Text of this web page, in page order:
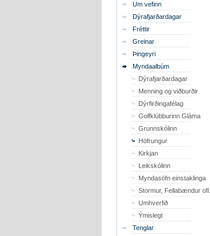
Um vefinn
Dýrafjarðardagar
Fréttir
Greinar
Þingeyri
Myndaalbúm
Dýrafjarðardagar
Menning og viðburðir
Dýrfirðingafélag
Golfklúbburinn Gláma
Grunnskólinn
Höfrungur
Kirkjan
Leikskólinn
Myndasöfn einstaklinga
Stormur, Fellabændur ofl.
Umhverfið
Ýmislegt
Tenglar